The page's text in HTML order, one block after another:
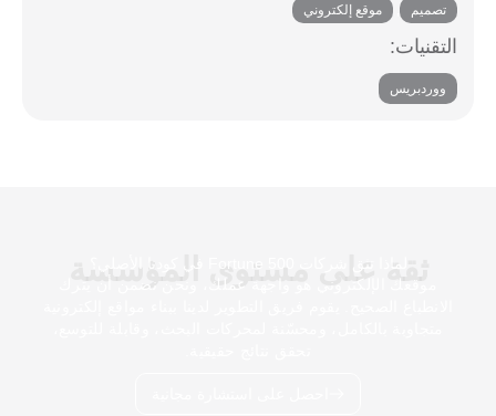
المخصصة لمساعدة الشركات على النمو عبر الإنترنت.
تصميم , موقع إلكتروني
التقنيات:
ووردبريس
ثقة على مستوى المؤسسة
لماذا تثق شركات Fortune 500 في كودنا الأصلي؟
موقعك الإلكتروني هو واجهة عملك، ونحن نضمن أن يترك